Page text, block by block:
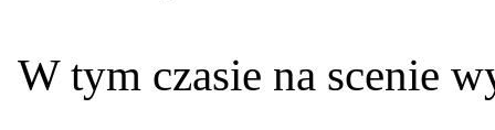
W tym czasie na scenie